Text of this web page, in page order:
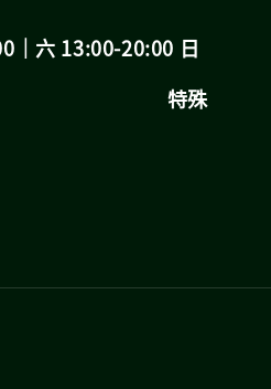
六 13:00-20:00 日
特殊